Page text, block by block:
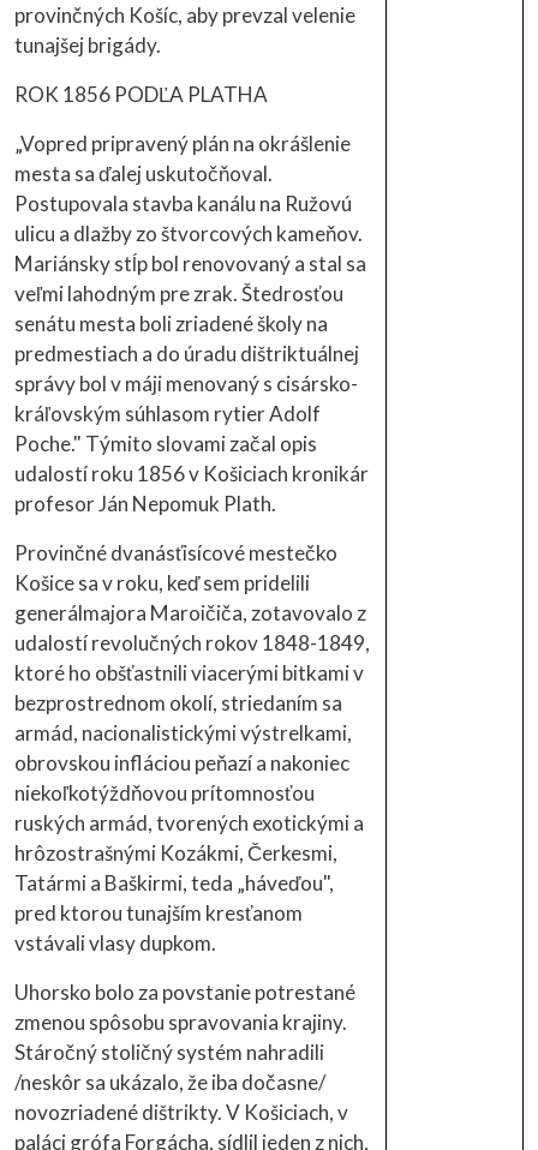
provinčných Košíc, aby prevzal velenie
tunajšej brigády.
ROK 1856 PODĽA PLATHA
„Vopred pripravený plán na okrášlenie
mesta sa ďalej uskutočňoval.
Postupovala stavba kanálu na Ružovú
ulicu a dlažby zo štvorcových kameňov.
Mariánsky stĺp bol renovovaný a stal sa
veľmi lahodným pre zrak. Štedrosťou
senátu mesta boli zriadené školy na
predmestiach a do úradu dištriktuálnej
správy bol v máji menovaný s cisársko-
kráľovským súhlasom rytier Adolf
Poche." Týmito slovami začal opis
udalostí roku 1856 v Košiciach kronikár
profesor Ján Nepomuk Plath.
Provinčné dvanásťisícové mestečko
Košice sa v roku, keď sem pridelili
generálmajora Maroičiča, zotavovalo z
udalostí revolučných rokov 1848-1849,
ktoré ho obšťastnili viacerými bitkami v
bezprostrednom okolí, striedaním sa
armád, nacionalistickými výstrelkami,
obrovskou infláciou peňazí a nakoniec
niekoľkotýždňovou prítomnosťou
ruských armád, tvorených exotickými a
hrôzostrašnými Kozákmi, Čerkesmi,
Tatármi a Baškirmi, teda „háveďou",
pred ktorou tunajším kresťanom
vstávali vlasy dupkom.
Uhorsko bolo za povstanie potrestané
zmenou spôsobu spravovania krajiny.
Stáročný stoličný systém nahradili
/neskôr sa ukázalo, že iba dočasne/
novozriadené dištrikty. V Košiciach, v
paláci grófa Forgácha, sídlil jeden z nich,